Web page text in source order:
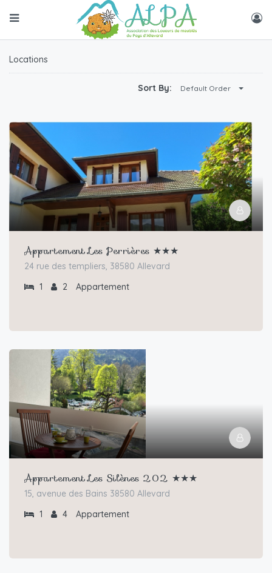
Locations
Sort By: Default Order
Appartement Les Perrières ★★★
24 rue des templiers, 38580 Allevard
1
2 Appartement
Appartement Les Silènes 202 ★★★
15, avenue des Bains 38580 Allevard
1
4 Appartement